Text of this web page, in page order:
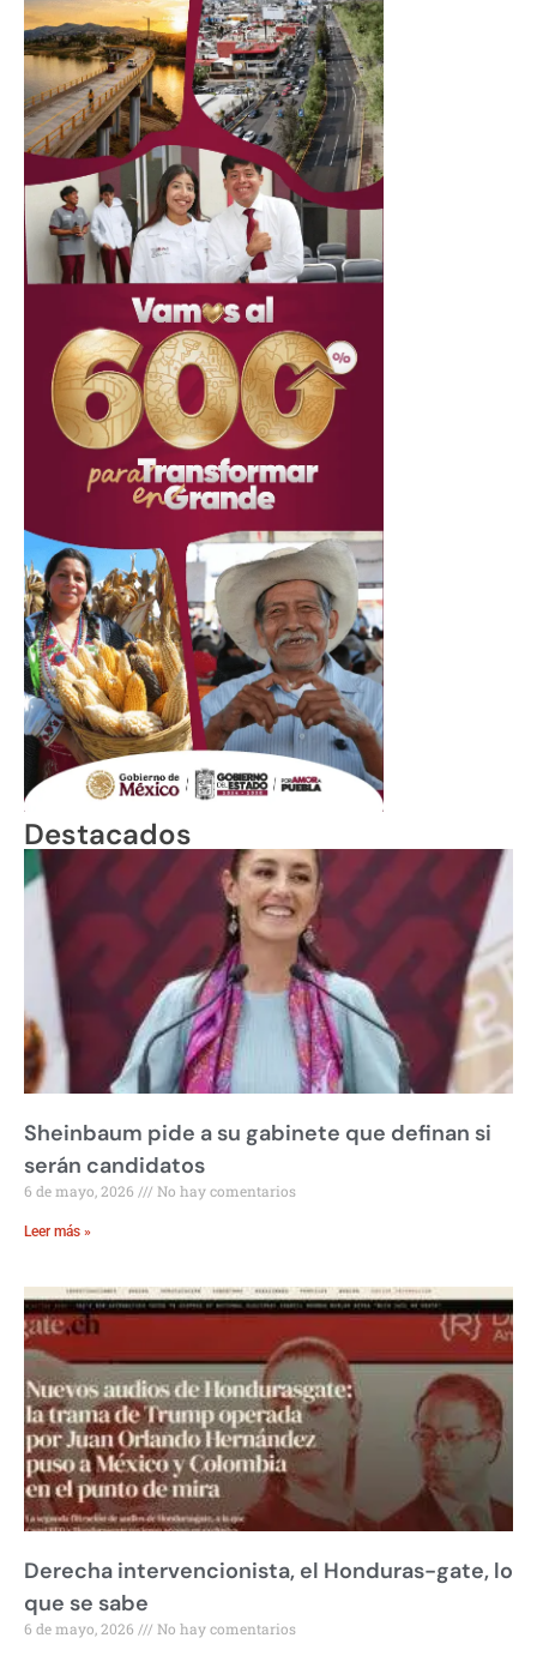
Destacados
Sheinbaum pide a su gabinete que definan si
serán candidatos
6 de mayo, 2026 No hay comentarios
Leer más »
Derecha intervencionista, el Honduras-gate, lo
que se sabe
6 de mayo, 2026 No hay comentarios